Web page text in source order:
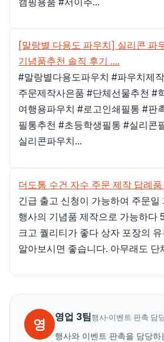
[말랑별 다용도 파우치] 실리콘 파
기념품추천 솔직 후기 ....
#말랑별다용도파우치 #파우치제
주문제작사은품 #단체선물추천 #
여행용파우치 #로고인쇄필통 #판
필통추천 #초등학생필통 #실리콘
실리콘파우치...
더도톰 수건 자수 주문 제작 답례
긴급 출고 신청이 가능하여 주문일
행사의 기념품 제작으로 가능하다
크고 퀄리티가 좋다 상자 포장의
알아보시면 좋습니다. 아무래도 단
영 영업 3팀행사·이벤트 판촉 담
행사와 이벤트 판촉을 담당